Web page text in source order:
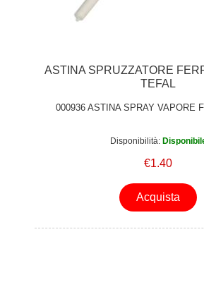
ASTINA SPRUZZATORE
TEFAL
000936 ASTINA SPRAY VAPORE
Disponibilità:
€1.40
Acquista